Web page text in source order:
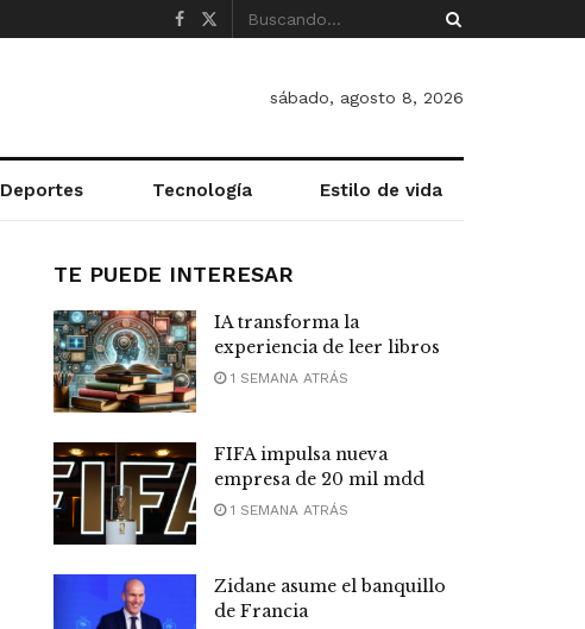
sábado, agosto 8, 2026
Deportes Tecnología Estilo de vida
TE PUEDE INTERESAR
IA transforma la
experiencia de leer libros
1 SEMANA ATRÁS
FIFA impulsa nueva
empresa de 20 mil mdd
1 SEMANA ATRÁS
Zidane asume el banquillo
de Francia